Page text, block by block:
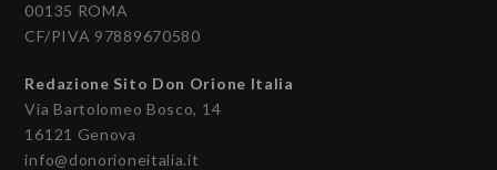
00135 ROMA
CF/PIVA 97889670580
Redazione Sito Don Orione Italia
Via Bartolomeo Bosco, 14
16121 Genova
info@donorioneitalia.it